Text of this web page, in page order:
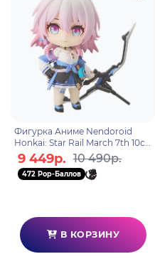
Фигурка Аниме Nendoroid
Honkai: Star Rail March 7th 10см
4580590192973
9 449р. 10 490р.
472 Pop-Баллов
В КОРЗИНУ